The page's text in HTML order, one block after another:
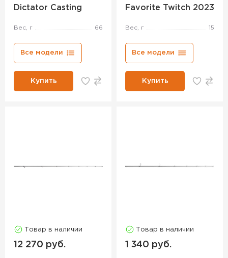
Dictator Casting
Вес, г 66
Все модели
Купить
Favorite Twitch 2023
Вес, г 15
Все модели
Купить
Товар в наличии
12 270 руб.
Товар в наличии
1 340 руб.